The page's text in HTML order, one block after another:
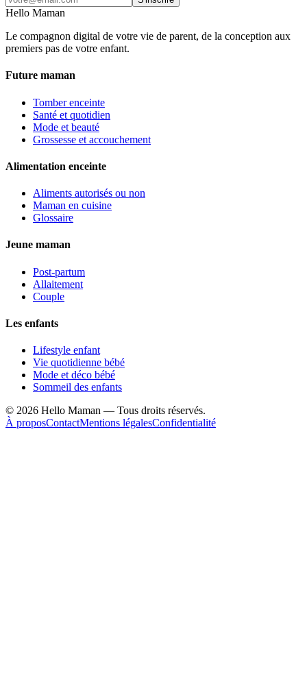
Hello Maman
Le compagnon digital de votre vie de parent, de la conception aux
premiers pas de votre enfant.
Future maman
Tomber enceinte
Santé et quotidien
Mode et beauté
Grossesse et accouchement
Alimentation enceinte
Aliments autorisés ou non
Maman en cuisine
Glossaire
Jeune maman
Post-partum
Allaitement
Couple
Les enfants
Lifestyle enfant
Vie quotidienne bébé
Mode et déco bébé
Sommeil des enfants
© 2026 Hello Maman — Tous droits réservés.
À proposContactMentions légalesConfidentialité